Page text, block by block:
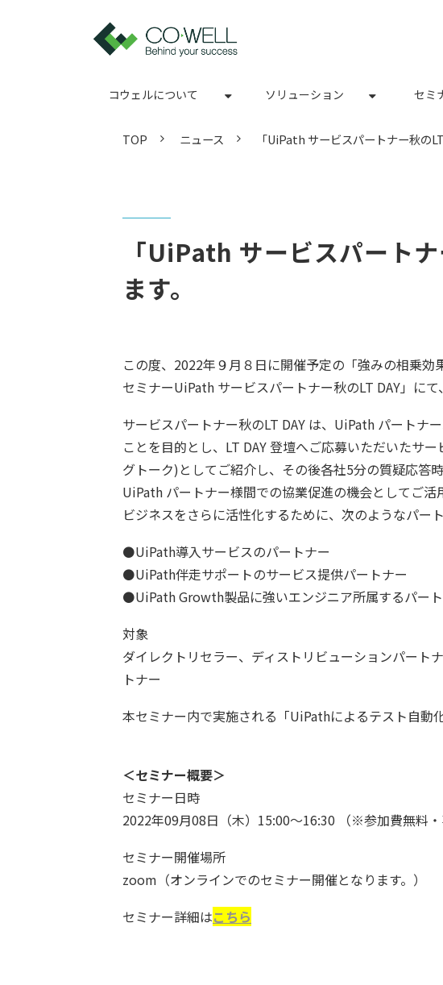
コウェルについて ソリューション セミ
TOP ニュース 「UiPath サービスパートナー秋の
「UiPath サービスパート
ます。
この度、2022年９月８日に開催予定の「強みの相乗
セミナーUiPath サービスパートナー秋のLT DAY」に
サービスパートナー秋のLT DAY は、UiPath パートナ
ことを目的とし、LT DAY 登壇へご応募いただいたサ
グトーク)としてご紹介し、その後各社5分の質疑応答時
UiPath パートナー様間での協業促進の機会としてご活
ビジネスをさらに活性化するために、次のようなパー
⚫UiPath導入サービスのパートナー
⚫UiPath伴走サポートのサービス提供パートナー
⚫UiPath Growth製品に強いエンジニア所属するパー
対象
ダイレクトリセラー、ディストリビューションパート
トナー
本セミナー内で実施される「UiPathによるテスト自動
＜セミナー概要＞
セミナー日時
2022年09月08日（木）15:00～16:30 （※参加費無料・
セミナー開催場所
zoom（オンラインでのセミナー開催となります。）
セミナー詳細はこちら